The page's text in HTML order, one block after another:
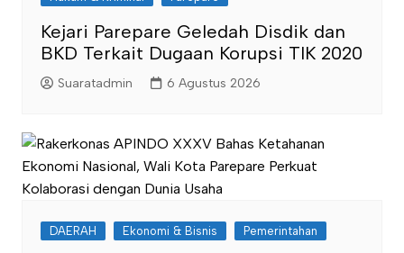
Kejari Parepare Geledah Disdik dan
BKD Terkait Dugaan Korupsi TIK 2020
Suaratadmin 6 Agustus 2026
DAERAH Ekonomi & Bisnis Pemerintahan